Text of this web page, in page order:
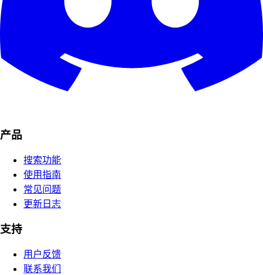
产品
搜索功能
使用指南
常见问题
更新日志
支持
用户反馈
联系我们